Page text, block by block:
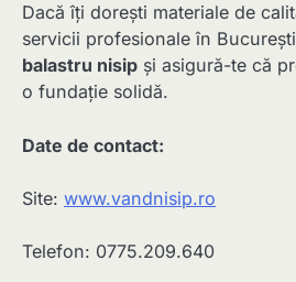
Dacă îți dorești materiale de
servicii profesionale în
balastru nisip și asigură-te că
o fundație solidă.
Date de contact:
Site: www.vandnisip.ro
Telefon: 0775.209.640